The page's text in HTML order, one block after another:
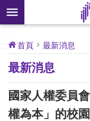
前往主要內容區塊
搜
尋
開
新
]
核
心
人
權
公
約
:::
首頁 最新消息
最新消息
國家人權委員
權為本」的校